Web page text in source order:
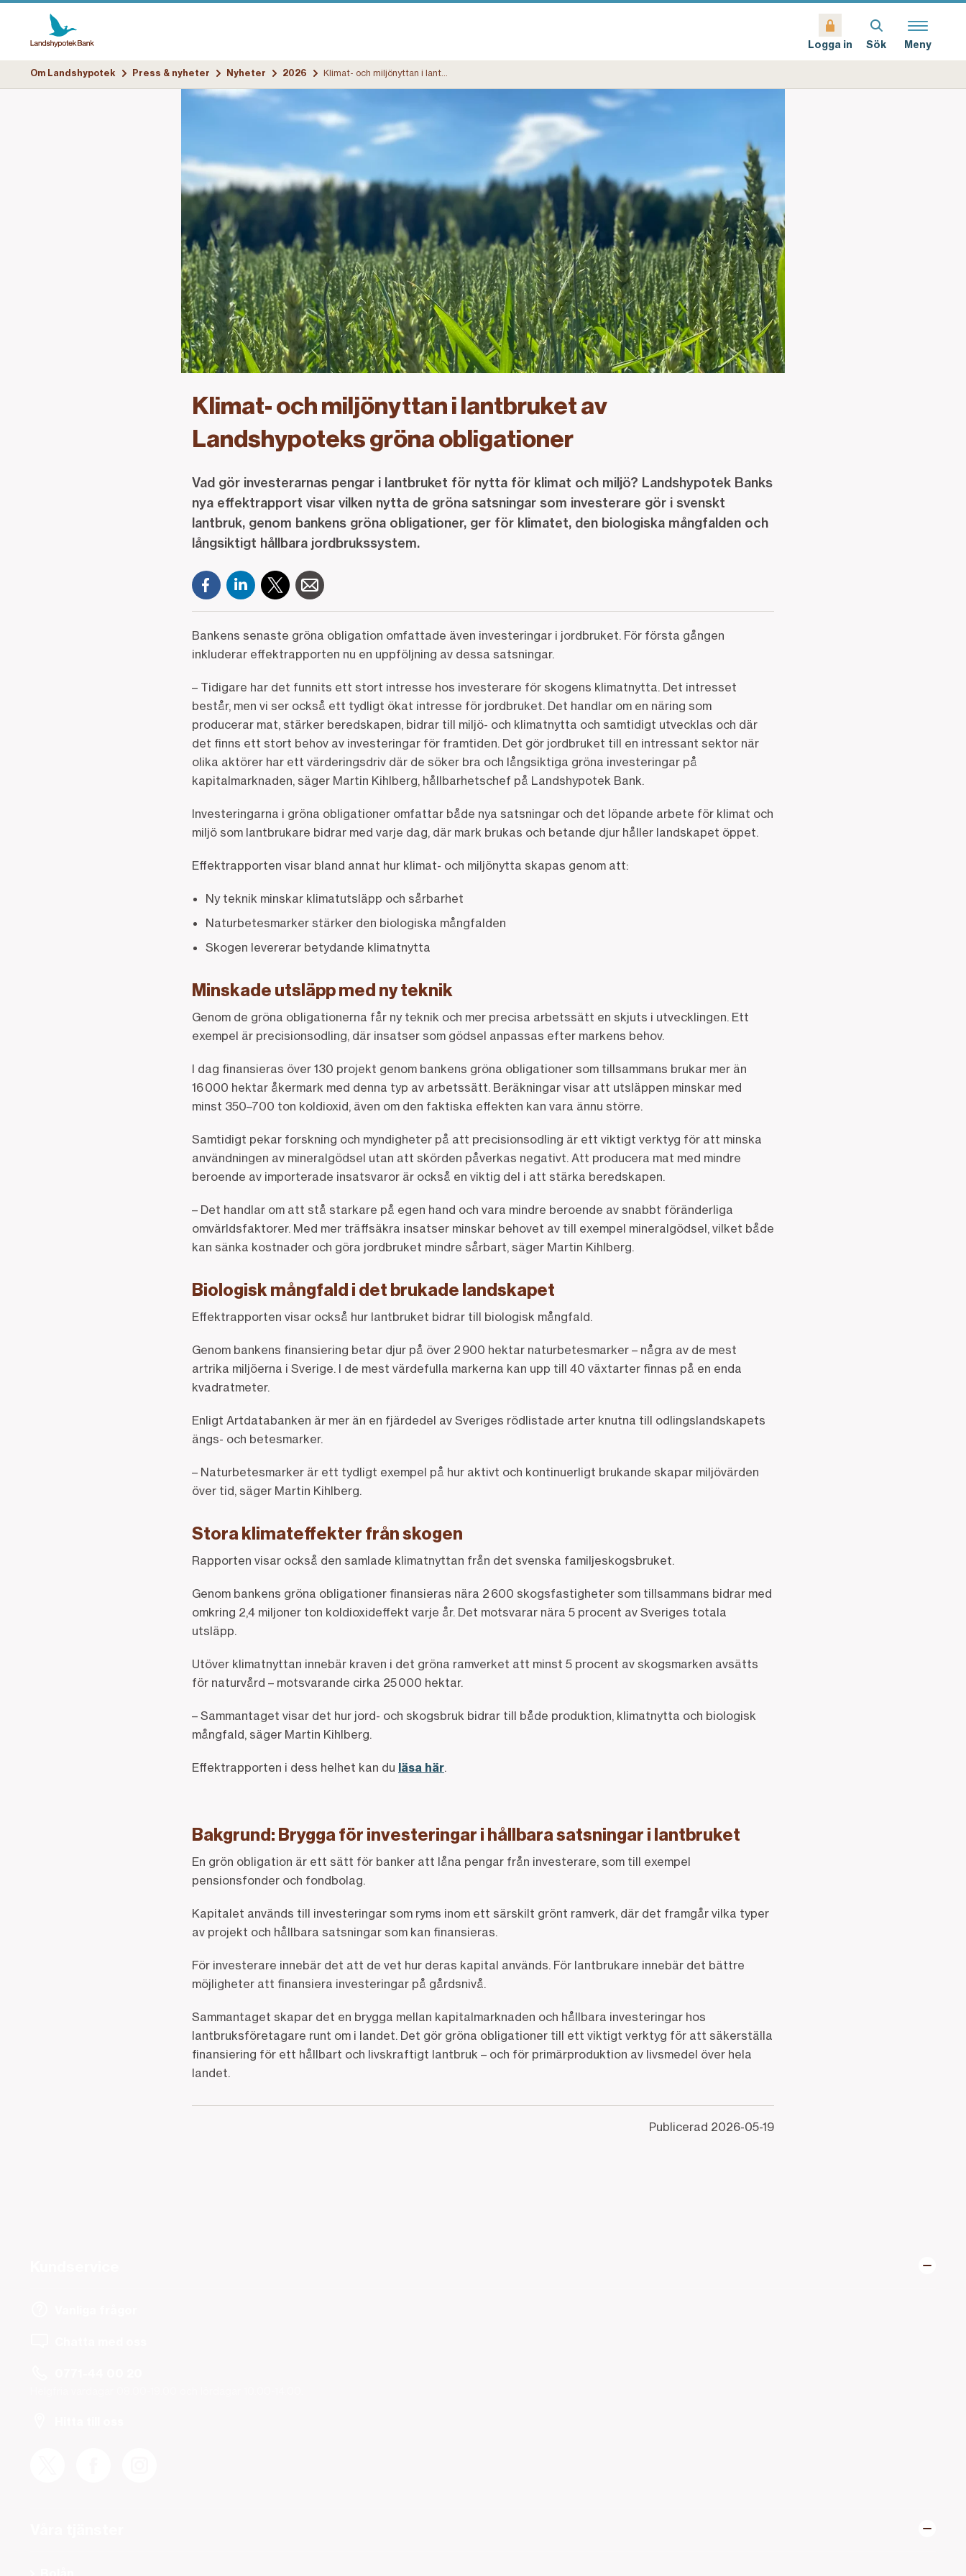
Logga in Sök Meny
Om Landshypotek Press & nyheter Nyheter 2026 Klimat- och miljönyttan i lantbruket av Landshypoteks gröna obligationer
Klimat- och miljönyttan i lantbruket av
Landshypoteks gröna obligationer
Vad gör investerarnas pengar i lantbruket för nytta för klimat och miljö? Landshypotek Banks
nya effektrapport visar vilken nytta de gröna satsningar som investerare gör i svenskt
lantbruk, genom bankens gröna obligationer, ger för klimatet, den biologiska mångfalden och
långsiktigt hållbara jordbrukssystem.
Bankens senaste gröna obligation omfattade även investeringar i jordbruket. För första gången
inkluderar effektrapporten nu en uppföljning av dessa satsningar.
– Tidigare har det funnits ett stort intresse hos investerare för skogens klimatnytta. Det intresset
består, men vi ser också ett tydligt ökat intresse för jordbruket. Det handlar om en näring som
producerar mat, stärker beredskapen, bidrar till miljö- och klimatnytta och samtidigt utvecklas och där
det finns ett stort behov av investeringar för framtiden. Det gör jordbruket till en intressant sektor när
olika aktörer har ett värderingsdriv där de söker bra och långsiktiga gröna investeringar på
kapitalmarknaden, säger Martin Kihlberg, hållbarhetschef på Landshypotek Bank.
Investeringarna i gröna obligationer omfattar både nya satsningar och det löpande arbete för klimat och
miljö som lantbrukare bidrar med varje dag, där mark brukas och betande djur håller landskapet öppet.
Effektrapporten visar bland annat hur klimat- och miljönytta skapas genom att:
Ny teknik minskar klimatutsläpp och sårbarhet
Naturbetesmarker stärker den biologiska mångfalden
Skogen levererar betydande klimatnytta
Minskade utsläpp med ny teknik
Genom de gröna obligationerna får ny teknik och mer precisa arbetssätt en skjuts i utvecklingen. Ett
exempel är precisionsodling, där insatser som gödsel anpassas efter markens behov.
I dag finansieras över 130 projekt genom bankens gröna obligationer som tillsammans brukar mer än
16 000 hektar åkermark med denna typ av arbetssätt. Beräkningar visar att utsläppen minskar med
minst 350–700 ton koldioxid, även om den faktiska effekten kan vara ännu större.
Samtidigt pekar forskning och myndigheter på att precisionsodling är ett viktigt verktyg för att minska
användningen av mineralgödsel utan att skörden påverkas negativt. Att producera mat med mindre
beroende av importerade insatsvaror är också en viktig del i att stärka beredskapen.
– Det handlar om att stå starkare på egen hand och vara mindre beroende av snabbt föränderliga
omvärldsfaktorer. Med mer träffsäkra insatser minskar behovet av till exempel mineralgödsel, vilket både
kan sänka kostnader och göra jordbruket mindre sårbart, säger Martin Kihlberg.
Biologisk mångfald i det brukade landskapet
Effektrapporten visar också hur lantbruket bidrar till biologisk mångfald.
Genom bankens finansiering betar djur på över 2 900 hektar naturbetesmarker – några av de mest
artrika miljöerna i Sverige. I de mest värdefulla markerna kan upp till 40 växtarter finnas på en enda
kvadratmeter.
Enligt Artdatabanken är mer än en fjärdedel av Sveriges rödlistade arter knutna till odlingslandskapets
ängs- och betesmarker.
– Naturbetesmarker är ett tydligt exempel på hur aktivt och kontinuerligt brukande skapar miljövärden
över tid, säger Martin Kihlberg.
Stora klimateffekter från skogen
Rapporten visar också den samlade klimatnyttan från det svenska familjeskogsbruket.
Genom bankens gröna obligationer finansieras nära 2 600 skogsfastigheter som tillsammans bidrar med
omkring 2,4 miljoner ton koldioxideffekt varje år. Det motsvarar nära 5 procent av Sveriges totala
utsläpp.
Utöver klimatnyttan innebär kraven i det gröna ramverket att minst 5 procent av skogsmarken avsätts
för naturvård – motsvarande cirka 25 000 hektar.
– Sammantaget visar det hur jord- och skogsbruk bidrar till både produktion, klimatnytta och biologisk
mångfald, säger Martin Kihlberg.
Effektrapporten i dess helhet kan du läsa här.
Bakgrund: Brygga för investeringar i hållbara satsningar i lantbruket
En grön obligation är ett sätt för banker att låna pengar från investerare, som till exempel
pensionsfonder och fondbolag.
Kapitalet används till investeringar som ryms inom ett särskilt grönt ramverk, där det framgår vilka typer
av projekt och hållbara satsningar som kan finansieras.
För investerare innebär det att de vet hur deras kapital används. För lantbrukare innebär det bättre
möjligheter att finansiera investeringar på gårdsnivå.
Sammantaget skapar det en brygga mellan kapitalmarknaden och hållbara investeringar hos
lantbruksföretagare runt om i landet. Det gör gröna obligationer till ett viktigt verktyg för att säkerställa
finansiering för ett hållbart och livskraftigt lantbruk – och för primärproduktion av livsmedel över hela
landet.
Publicerad 2026-05-19